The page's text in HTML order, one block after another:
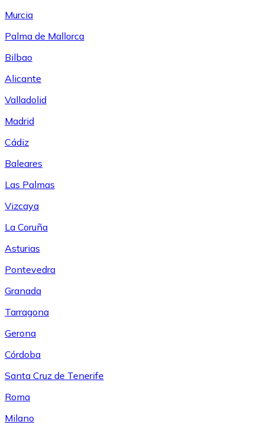
Murcia
Palma de Mallorca
Bilbao
Alicante
Valladolid
Madrid
Cádiz
Baleares
Las Palmas
Vizcaya
La Coruña
Asturias
Pontevedra
Granada
Tarragona
Gerona
Córdoba
Santa Cruz de Tenerife
Roma
Milano